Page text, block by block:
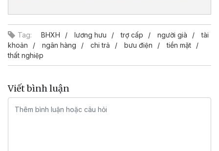
Tag: BHXH lương hưu trợ cấp người già
tài
khoản
ngân hàng chi trả bưu điện
tiền mặt
thất nghiệp
Viết bình luận